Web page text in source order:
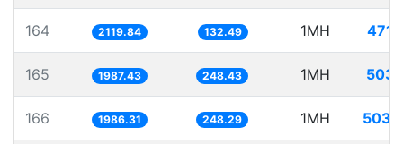
164 2119.84 132.49 1MH
165 1987.43 248.43 1MH
166 1986.31 248.29 1MH